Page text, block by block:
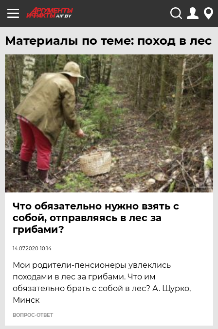
AIF.BY
Материалы по теме: поход в лес
Что обязательно нужно взять с
собой, отправляясь в лес за
грибами?
14.07.2020 10:14
Мои родители-пенсионеры увлеклись
походами в лес за грибами. Что им
обязательно брать с собой в лес? А. Щурко,
Минск
ВОПРОС-ОТВЕТ